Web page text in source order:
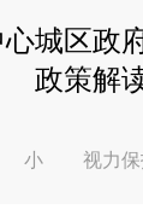
城区政
政策解
小 视力保